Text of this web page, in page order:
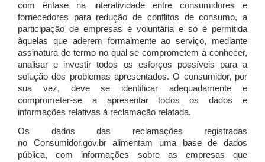
com ênfase na interatividade entre consumidores e
fornecedores para redução de conflitos de consumo, a
participação de empresas é voluntária e só é permitida
àquelas que aderem formalmente ao serviço, mediante
assinatura de termo no qual se comprometem a conhecer,
analisar e investir todos os esforços possíveis para a
solução dos problemas apresentados. O consumidor, por
sua vez, deve se identificar adequadamente e
comprometer-se a apresentar todos os dados e
informações relativas à reclamação relatada.
Os dados das reclamações registradas
no Consumidor.gov.br alimentam uma base de dados
pública, com informações sobre as empresas que